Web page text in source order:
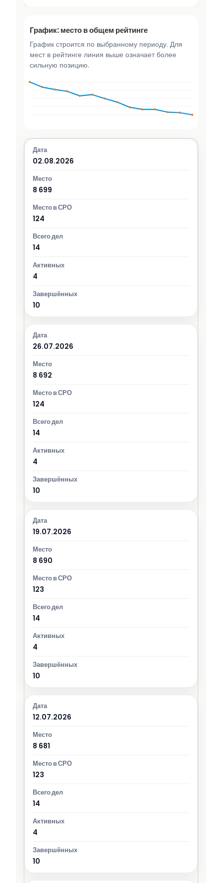
График: место в общем рейтинге
График строится по выбранному периоду. Для
мест в рейтинге линия выше означает более
сильную позицию.
02.08.2026
8 699
124
14
4
10
26.07.2026
8 692
124
14
4
10
19.07.2026
8 690
123
14
4
10
12.07.2026
8 681
123
14
4
10